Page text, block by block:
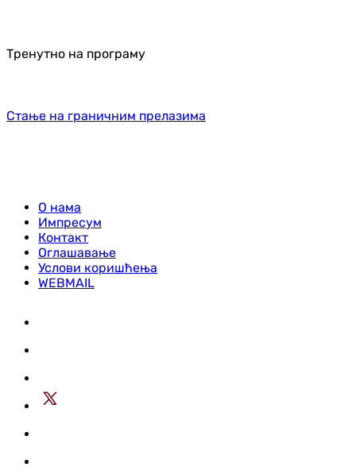
Тренутно на програму
Стање на граничним прелазима
О нама
Импресум
Контакт
Оглашавање
Услови коришћења
WEBMAIL